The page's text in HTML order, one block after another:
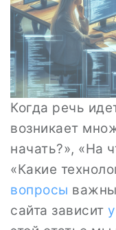
Когда речь
возникает
начать?», «На
«Какие
вопросы
сайта зависит